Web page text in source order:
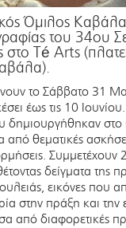
Όμιλος
του 34ου
Té Arts
το Σάββατο 31
έως τις 10
δημιουργήθηκαν στο
από θεματικές
Συμμετέχουν
δείγματα της
εικόνες που
στην πράξη και την
από διαφορετικές